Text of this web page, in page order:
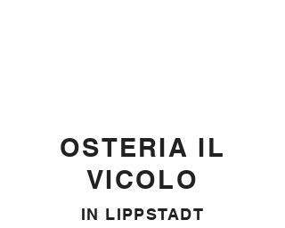
OSTERIA IL
VICOLO
IN LIPPSTADT